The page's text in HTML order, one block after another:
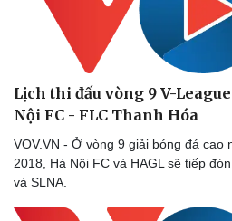
Lịch thi đấu vòng 9 V-
Nội FC - FLC Thanh Hóa
VOV.VN - Ở vòng 9 giải bóng đá cao
2018, Hà Nội FC và HAGL sẽ tiếp
và SLNA.